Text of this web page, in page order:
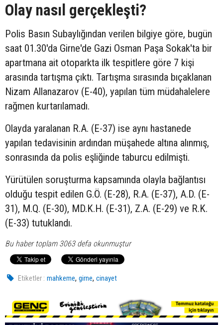
Olay nasıl gerçekleşti?
Polis Basın Subaylığından verilen bilgiye göre, bugün
saat 01.30'da Girne'de Gazi Osman Paşa Sokak'ta bir
apartmana ait otoparkta ilk tespitlere göre 7 kişi
arasında tartışma çıktı. Tartışma sırasında bıçaklanan
Nizam Allanazarov (E-40), yapılan tüm müdahalelere
rağmen kurtarılamadı.
Olayda yaralanan R.A. (E-37) ise aynı hastanede
yapılan tedavisinin ardından müşahede altına alınmış,
sonrasında da polis eşliğinde taburcu edilmişti.
Yürütülen soruşturma kapsamında olayla bağlantısı
olduğu tespit edilen G.Ö. (E-28), R.A. (E-37), A.D. (E-
31), M.Q. (E-30), MD.K.H. (E-31), Z.A. (E-29) ve R.K.
(E-33) tutuklandı.
Bu haber toplam 3063 defa okunmuştur
Etiketler : mahkeme,girne,cinayet